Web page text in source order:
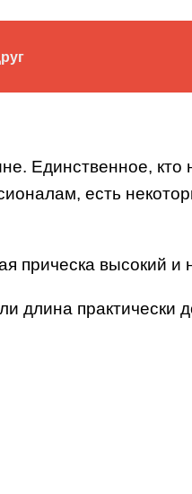
Единственное,
есть
длина практически